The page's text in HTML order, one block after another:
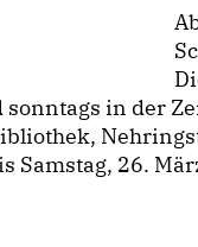
sonntags in der
Samstag, 26.